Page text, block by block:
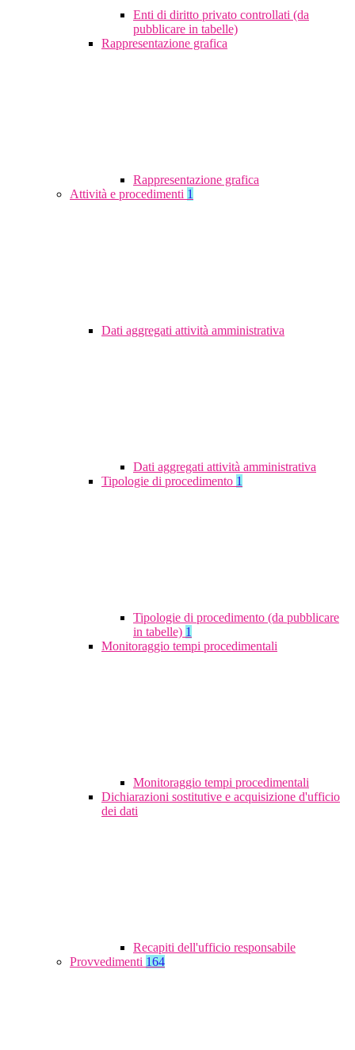
Enti di diritto privato controllati (da
pubblicare in tabelle)
Rappresentazione grafica
Rappresentazione grafica
Attività e procedimenti 1
Dati aggregati attività amministrativa
Dati aggregati attività amministrativa
Tipologie di procedimento 1
Tipologie di procedimento (da pubblicare
in tabelle) 1
Monitoraggio tempi procedimentali
Monitoraggio tempi procedimentali
Dichiarazioni sostitutive e acquisizione d'ufficio
dei dati
Recapiti dell'ufficio responsabile
Provvedimenti 164